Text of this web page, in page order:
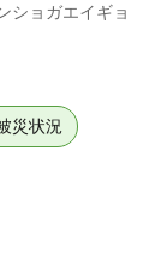
ショガエイギョ
災状況